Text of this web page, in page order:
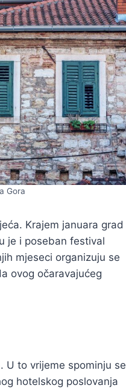
Gora
Krajem januara grad
je i poseban festival
mjeseci organizuju se
ovog očaravajućeg
U to vrijeme spominju se
hotelskog poslovanja